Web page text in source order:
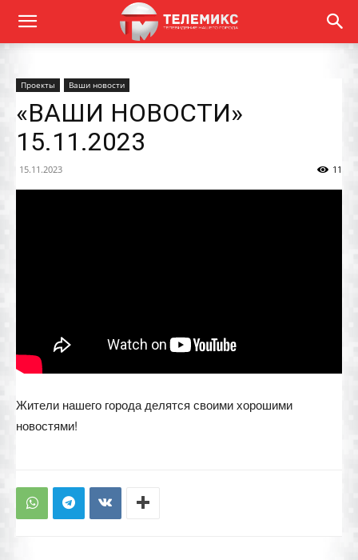
Проекты Ваши новости
«ВАШИ НОВОСТИ»
15.11.2023
15.11.2023 11
Жители нашего города делятся своими хорошими
новостями!